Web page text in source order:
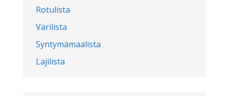
Rotulista
Värilista
Syntymämaalista
Lajilista